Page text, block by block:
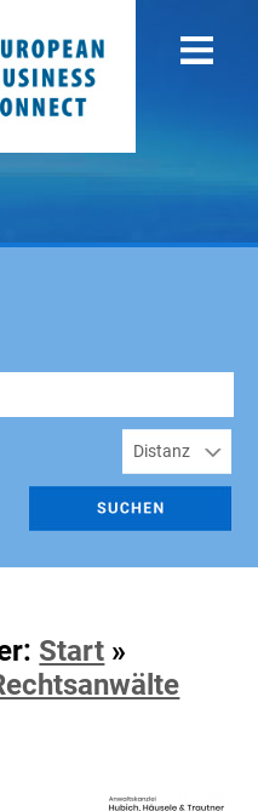
Start »